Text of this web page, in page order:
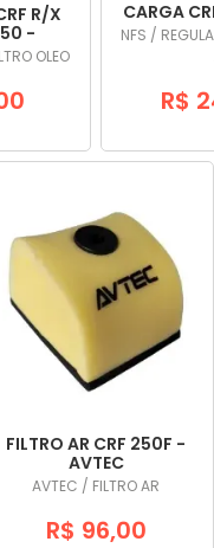
R/X
-
OLEO
CARGA
NFS /
R$
FILTRO AR CRF 250F -
AVTEC
AVTEC / FILTRO AR
R$ 96,00